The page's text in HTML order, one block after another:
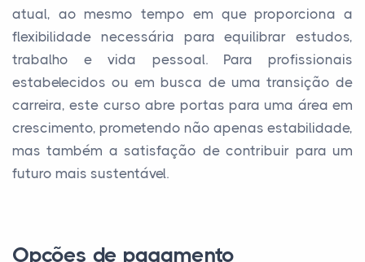
atual, ao mesmo tempo em que proporciona a
flexibilidade necessária para equilibrar estudos,
trabalho e vida pessoal. Para profissionais
estabelecidos ou em busca de uma transição de
carreira, este curso abre portas para uma área em
crescimento, prometendo não apenas estabilidade,
mas também a satisfação de contribuir para um
futuro mais sustentável.
Opções de pagamento